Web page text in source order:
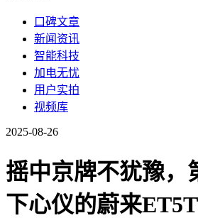
口碑文章
新闻资讯
智能科技
加电无忧
用户实拍
视频库
2025-08-26
摇中京牌不犹豫，
下心仪的蔚来